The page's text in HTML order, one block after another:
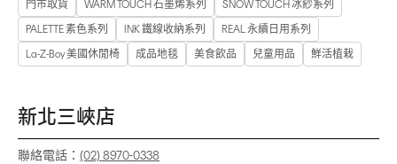
門市取貨
WARM TOUCH 石墨烯系列
SNOW TOUCH 冰紗系列
PALETTE 素色系列
INK 鐵線收納系列
REAL 永續日用系列
La-Z-Boy 美國休閒椅
成品地毯 美食飲品 兒童用品 鮮活植栽
新北三峽店
聯絡電話： (02) 8970-0338